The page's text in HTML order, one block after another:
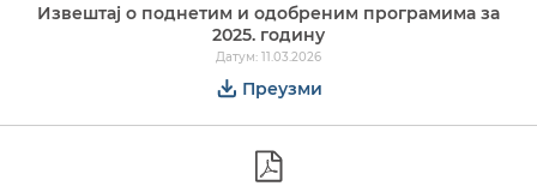
Извештај о поднетим и одобреним програмима за
2025. годину
Датум: 11.03.2026
Преузми